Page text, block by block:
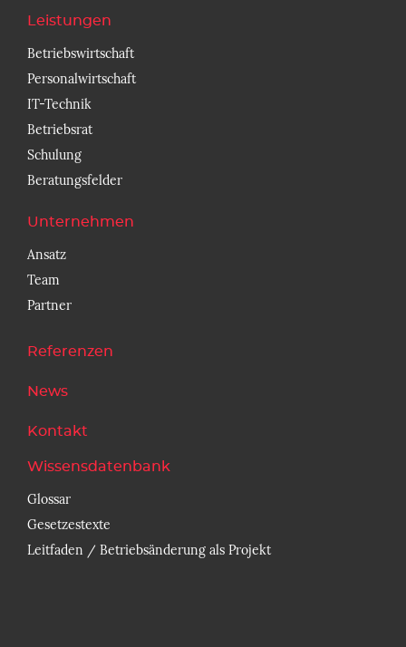
Leistungen
Betriebswirtschaft
Personalwirtschaft
IT-Technik
Betriebsrat
Schulung
Beratungsfelder
Unternehmen
Ansatz
Team
Partner
Referenzen
News
Kontakt
Wissensdatenbank
Glossar
Gesetzestexte
Leitfaden / Betriebsänderung als Projekt